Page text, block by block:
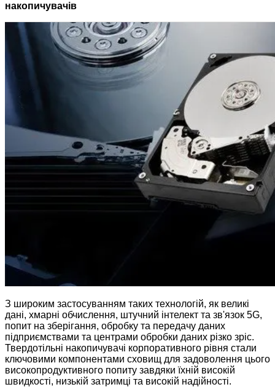
накопичувачів
З широким застосуванням таких технологій, як великі
дані, хмарні обчислення, штучний інтелект та зв'язок 5G,
попит на зберігання, обробку та передачу даних
підприємствами та центрами обробки даних різко зріс.
Твердотільні накопичувачі корпоративного рівня стали
ключовими компонентами сховищ для задоволення цього
високопродуктивного попиту завдяки їхній високій
швидкості, низькій затримці та високій надійності.